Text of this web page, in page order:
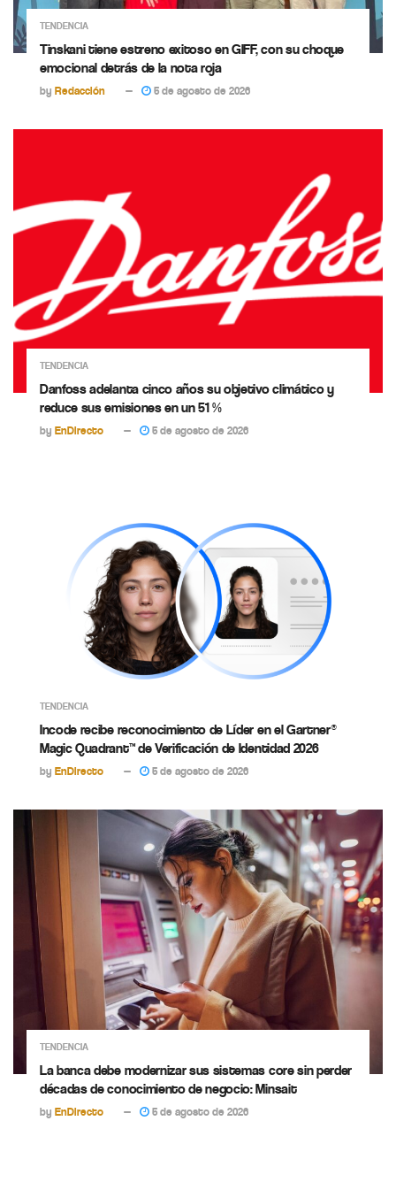
TENDENCIA
Tinskani tiene estreno exitoso en GIFF, con su choque
emocional detrás de la nota roja
by Redacción 5 de agosto de 2026
TENDENCIA
Danfoss adelanta cinco años su objetivo climático y
reduce sus emisiones en un 51 %
by EnDirecto 5 de agosto de 2026
TENDENCIA
Incode recibe reconocimiento de Líder en el Gartner®
Magic Quadrant™ de Verificación de Identidad 2026
by EnDirecto 5 de agosto de 2026
TENDENCIA
La banca debe modernizar sus sistemas core sin perder
décadas de conocimiento de negocio: Minsait
by EnDirecto 5 de agosto de 2026